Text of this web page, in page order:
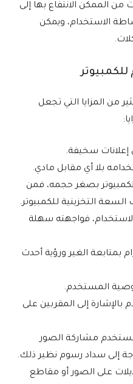
من الممكن الانتفاع بها إلى
الاستخدام، ويمكن
من المزايا التي تجعل
إعلانات سخيفة.
بلا أي مقابل مادي.
بصغر حجمه، فمن
السعة التخزينية للكمبيوتر.
فواجهته سهلة
بمتابعة الغير ورؤية أحدث
المستخدم.
إلى المقربين على
مشاركة الصور
إلى سداد رسوم نظير ذلك.
على الصور أو مقاطع